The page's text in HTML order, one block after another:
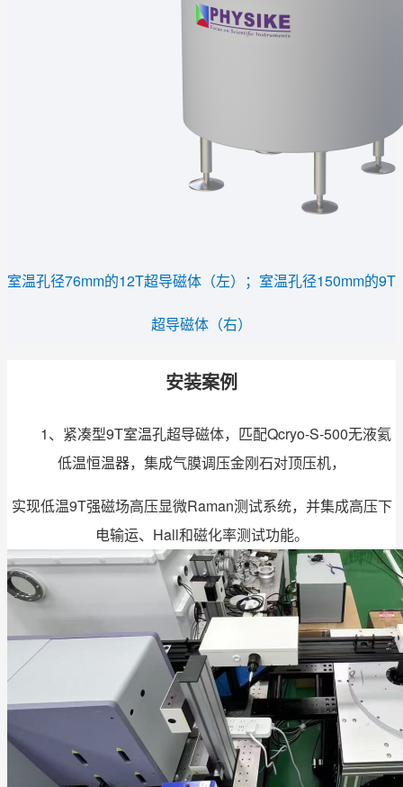
室温孔径76mm的12T超导磁体（左）； 室温孔径150mm的9T
超导磁体（右）
安装案例
1、紧凑型9T室温孔超导磁体，匹配Qcryo-S-500无液氦
低温恒温器，集成气膜调压金刚石对顶压机，
实现低温9T强磁场高压显微Raman测试系统，并集成高压下
电输运、Hall和磁化率测试功能。